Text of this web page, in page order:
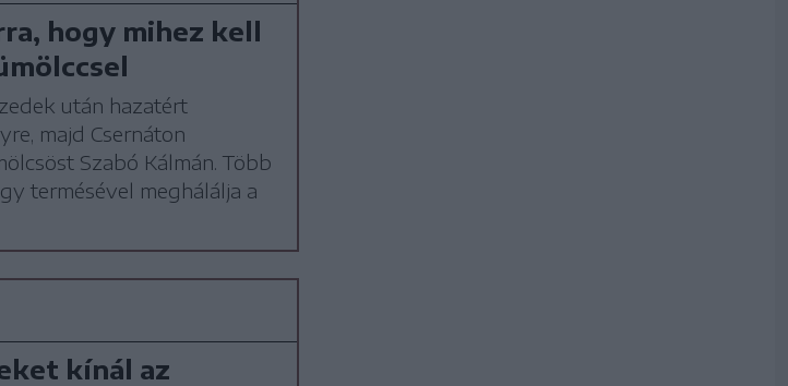
hogy mihez kell
után hazatért
majd Csernáton
Szabó Kálmán. Több
termésével meghálálja a
kínál az